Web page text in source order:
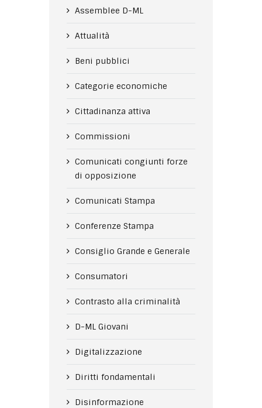
Assemblee D-ML
Attualità
Beni pubblici
Categorie economiche
Cittadinanza attiva
Commissioni
Comunicati congiunti forze
di opposizione
Comunicati Stampa
Conferenze Stampa
Consiglio Grande e Generale
Consumatori
Contrasto alla criminalità
D-ML Giovani
Digitalizzazione
Diritti fondamentali
Disinformazione